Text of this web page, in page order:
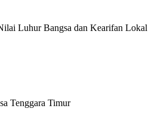
Luhur Bangsa dan Kearifan Lokal
Tenggara Timur